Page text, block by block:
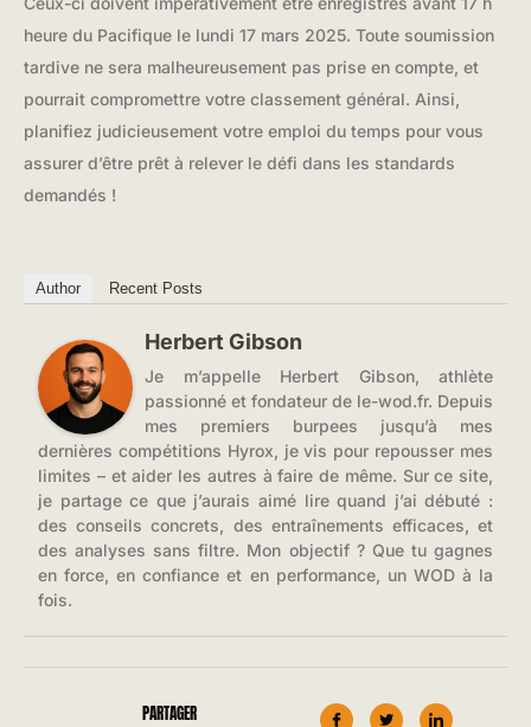
heure du Pacifique le lundi 17 mars 2025. Toute soumission
tardive ne sera malheureusement pas prise en compte, et
pourrait compromettre votre classement général. Ainsi,
planifiez judicieusement votre emploi du temps pour vous
assurer d’être prêt à relever le défi dans les standards
demandés !
Author Recent Posts
Herbert Gibson
Je m’appelle Herbert Gibson, athlète
passionné et fondateur de le-wod.fr. Depuis
mes premiers burpees jusqu’à mes
dernières compétitions Hyrox, je vis pour repousser mes
limites – et aider les autres à faire de même. Sur ce site,
je partage ce que j’aurais aimé lire quand j’ai débuté :
des conseils concrets, des entraînements efficaces, et
des analyses sans filtre. Mon objectif ? Que tu gagnes
en force, en confiance et en performance, un WOD à la
fois.
PARTAGER